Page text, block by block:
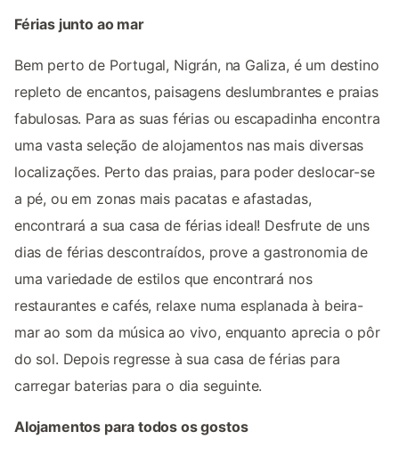
Férias junto ao mar
Bem perto de Portugal, Nigrán, na Galiza, é um destino
repleto de encantos, paisagens deslumbrantes e praias
fabulosas. Para as suas férias ou escapadinha encontra
uma vasta seleção de alojamentos nas mais diversas
localizações. Perto das praias, para poder deslocar-se
a pé, ou em zonas mais pacatas e afastadas,
encontrará a sua casa de férias ideal! Desfrute de uns
dias de férias descontraídos, prove a gastronomia de
uma variedade de estilos que encontrará nos
restaurantes e cafés, relaxe numa esplanada à beira-
mar ao som da música ao vivo, enquanto aprecia o pôr
do sol. Depois regresse à sua casa de férias para
carregar baterias para o dia seguinte.
Alojamentos para todos os gostos